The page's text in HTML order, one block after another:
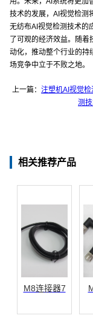
技术的发展，AI视觉检测
无纺布AI视觉检测技术的
了可观的经济效益。随
动化，推动整个行业的持
场竞争中立于不败之地。
上一篇：注塑机AI视觉
测
相关推荐产品
M8连接器7